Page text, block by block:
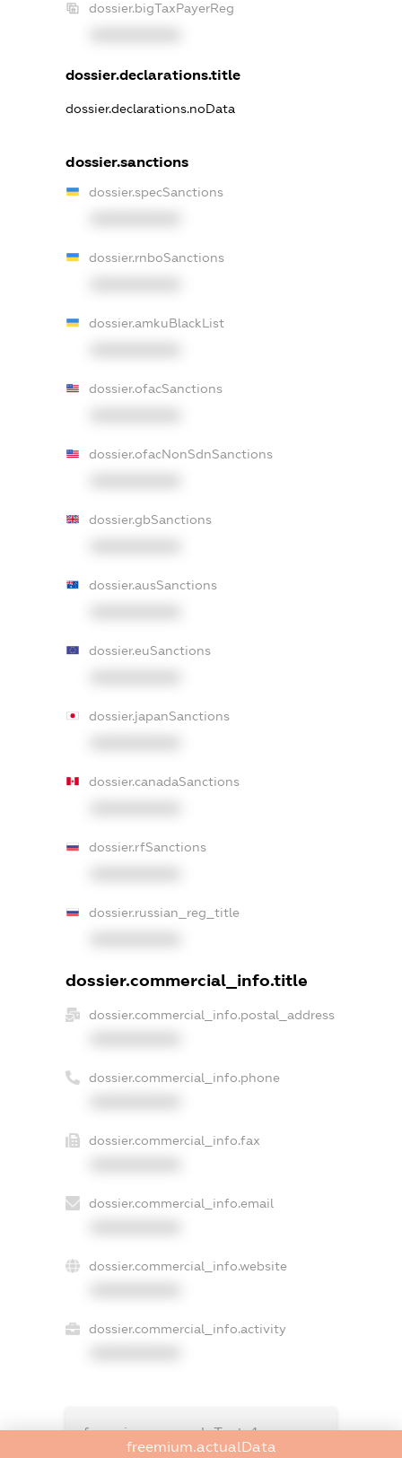
dossier.bigTaxPayerReg
dossier.declarations.title
dossier.declarations.noData
dossier.sanctions
dossier.specSanctions
dossier.rnboSanctions
dossier.amkuBlackList
dossier.ofacSanctions
dossier.ofacNonSdnSanctions
dossier.gbSanctions
dossier.ausSanctions
dossier.euSanctions
dossier.japanSanctions
dossier.canadaSanctions
dossier.rfSanctions
dossier.russian_reg_title
dossier.commercial_info.title
dossier.commercial_info.postal_address
dossier.commercial_info.phone
dossier.commercial_info.fax
dossier.commercial_info.email
dossier.commercial_info.website
dossier.commercial_info.activity
freemium.exampleText_1
freemium.exampleText_2
freemium.actualData